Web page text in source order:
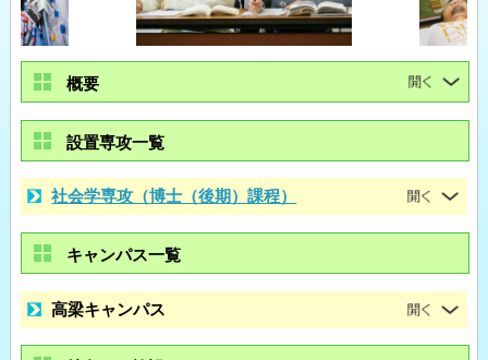
概要
設置専攻一覧
社会学専攻（博士（後期）課程）
キャンパス一覧
高梁キャンパス